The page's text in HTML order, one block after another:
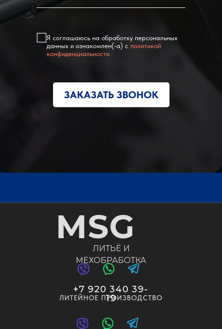
Я соглашаюсь на обработку персональных
данных и ознакомлен(-а) c политикой
конфиденциальности
ЗАКАЗАТЬ ЗВОНОК
MSG
ЛИТЬЁ И
МЕХОБРАБОТКА
+7 920 340 39-
19
ЛИТЕЙНОЕ ПРОИЗВОДСТВО